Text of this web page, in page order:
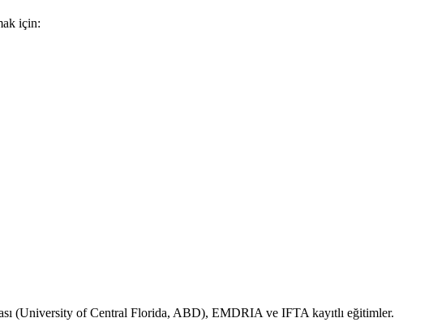
için:
(University of Central Florida, ABD), EMDRIA ve IFTA kayıtlı eğitimler.